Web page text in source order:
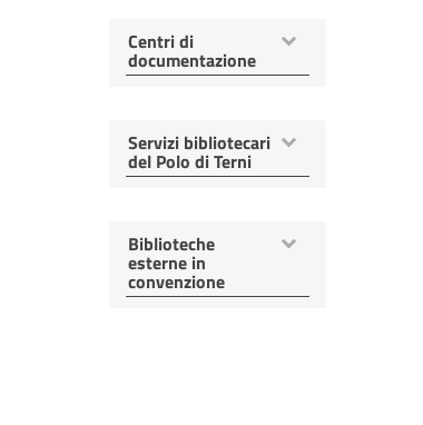
Mostra
voci
Centri di
documentazione
Mostra
voci
Servizi bibliotecari
del Polo di Terni
Mostra
voci
Biblioteche
esterne in
convenzione